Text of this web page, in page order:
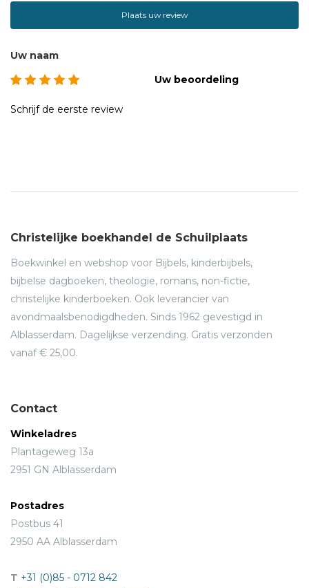
wijs en troostvol boek voor mensen die pijn lijden - echt
Gordon-Conwell Theological
Seminary en het Westminster Theological Seminary. Hij is
1989 predikant van Redeemer Presbyterian Church in New
Plaats uw review
Uw naam
Uw beoordeling
Schrijf de eerste review
Christelijke boekhandel de Schuilplaats
Boekwinkel en webshop voor Bijbels, kinderbijbels,
bijbelse dagboeken, theologie, romans, non-fictie,
christelijke kinderboeken. Ook leverancier van
avondmaalsbenodigdheden. Sinds 1962 gevestigd in
Alblasserdam. Dagelijkse verzending. Gratis verzonden
vanaf € 25,00.
Contact
Winkeladres
Plantageweg 13a
2951 GN Alblasserdam
Postadres
Postbus 41
2950 AA Alblasserdam
T +31 (0)85 - 0712 842